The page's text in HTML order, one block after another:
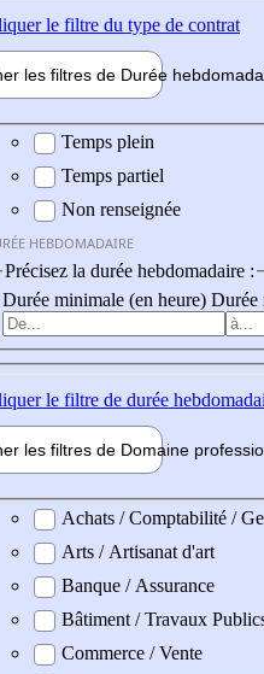
le filtre du type de contrat
les filtres de Durée hebdo
hebdomadaire
Temps plein
Temps partiel
Non renseignée
HEBDOMADAIRE
Précisez la durée hebdomadaire :
Durée minimale (en heure) Durée
le filtre de durée
les filtres de Domaine pro
professionel
Achats / Comptabilité /
Arts / Artisanat d'art
Banque / Assurance
Bâtiment / Travaux
Commerce / Vente